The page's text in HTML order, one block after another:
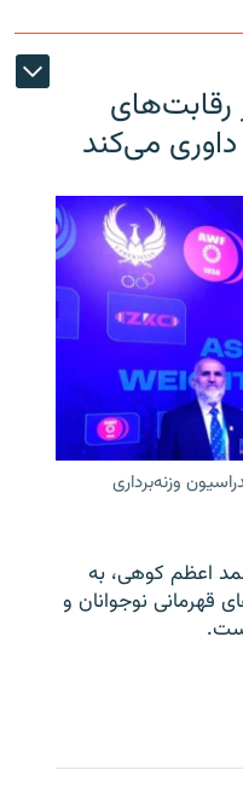
رقابت‌های
داوری می‌کند
وزنه‌برداری
اعظم کوهی، به
قهرمانی نوجوانان و